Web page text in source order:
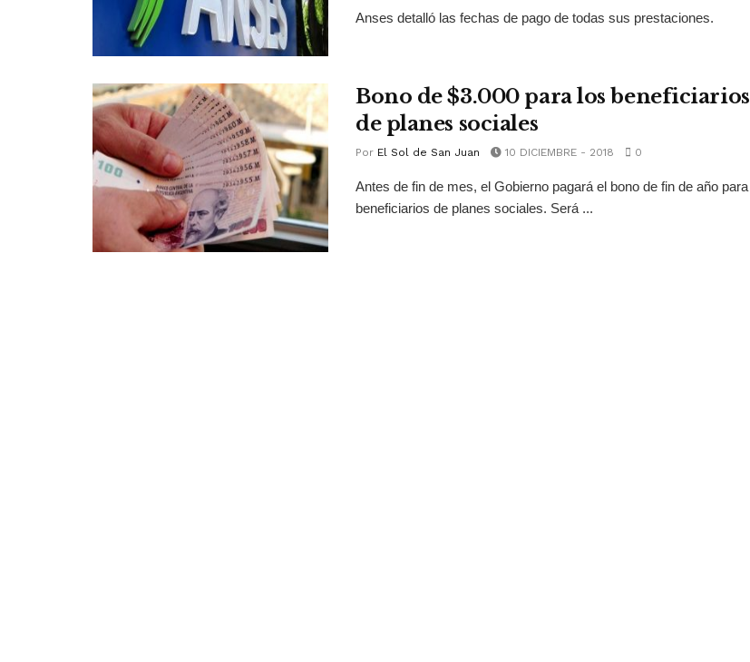
Anses detalló las fechas de pago de todas sus prestaciones.
Bono de $3.000 para los beneficiarios
de planes sociales
Por El Sol de San Juan 10 DICIEMBRE - 2018 0
Antes de fin de mes, el Gobierno pagará el bono de fin de año para
beneficiarios de planes sociales. Será ...